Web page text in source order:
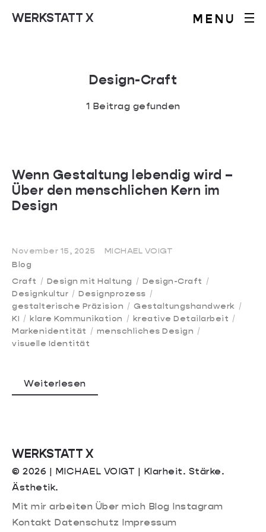
WERKSTATT X MENU
Design-Craft
1 Beitrag gefunden
Wenn Gestaltung lebendig wird –
Über den menschlichen Kern im
Design
November 15, 2025
MICHAEL VOIGT
Blog
Craft
Design mit Haltung
Design-Craft
Designkultur
Designprozess
gestalterische Präzision
Gestaltungshandwerk
KI
klare Kommunikation
kreative Detailarbeit
Markenidentität
menschliches Design
visuelle Identität
Weiterlesen
WERKSTATT X
© 2026 | MICHAEL VOIGT | Klarheit. Stärke.
Ästhetik.
Mit mir arbeiten Über mich Blog Instagram
Kontakt Datenschutz Impressum